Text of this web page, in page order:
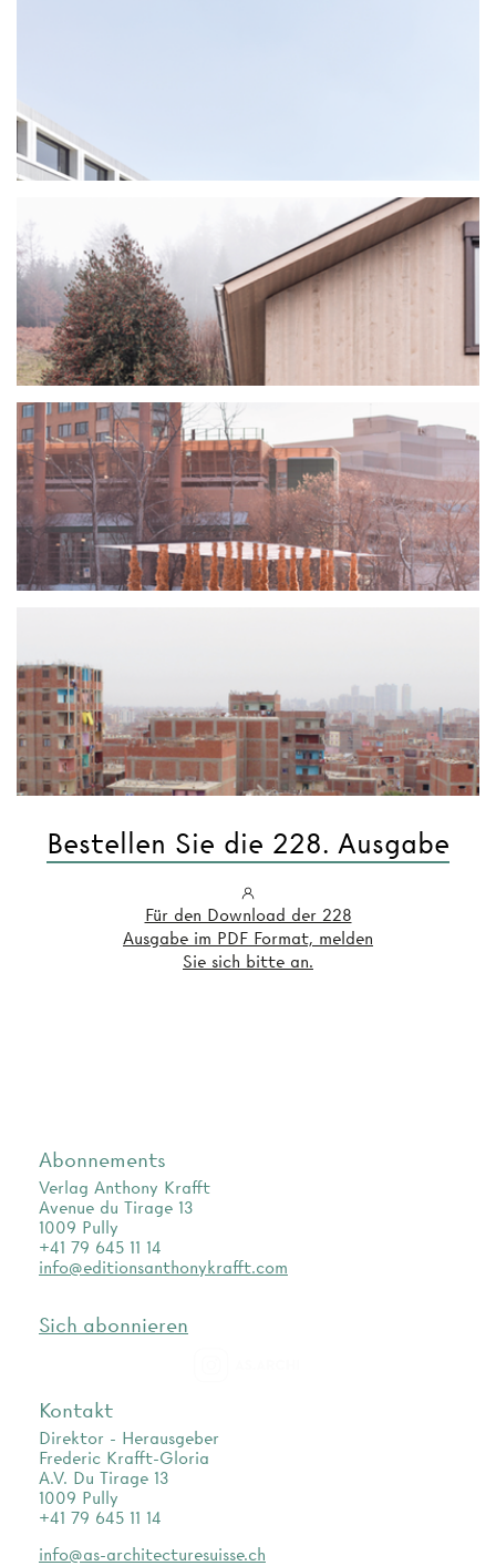
Bestellen Sie die 228. Ausgabe
Für den Download der 228
Ausgabe im PDF Format, melden
Sie sich bitte an.
Abonnements
Verlag Anthony Krafft
Avenue du Tirage 13
1009 Pully
+41 79 645 11 14
info@editionsanthonykrafft.com
Sich abonnieren
Kontakt
Direktor - Herausgeber
Frederic Krafft-Gloria
A.V. Du Tirage 13
1009 Pully
+41 79 645 11 14
info@as-architecturesuisse.ch